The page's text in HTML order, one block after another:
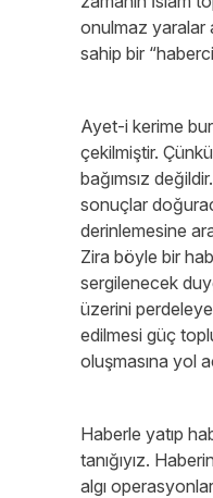
onulmaz yaralar
sahip bir
Ayet-i kerime
çekilmiştir.
bağımsız
sonuçlar
derinlemesine
Zira böyle bir
sergilenecek
üzerini
edilmesi güç
oluşmasına yol
Haberle yatıp
tanığıyız.
algı